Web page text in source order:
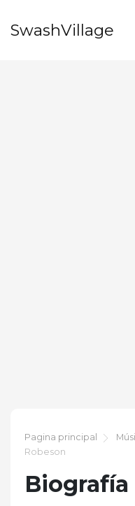
SwashVillage
Pagina principal
Robeson
Biografía